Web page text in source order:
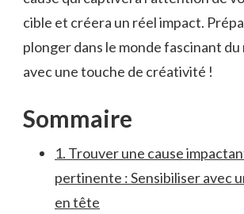
cible et créera un réel ‌impact.
plonger dans le monde fascinant du
avec une touche de créativité ⁤!
Sommaire
1.‍ Trouver une cause
pertinente : Sensibiliser⁣ avec
en ⁢tête